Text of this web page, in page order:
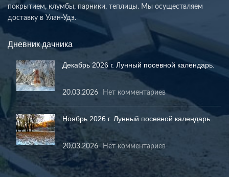
покрытием, клумбы, парники, теплицы. Мы осуществляем
доставку в Улан-Удэ.
Дневник дачника
Декабрь 2026 г. Лунный посевной календарь.
20.03.2026 Нет комментариев
Ноябрь 2026 г. Лунный посевной календарь.
20.03.2026 Нет комментариев